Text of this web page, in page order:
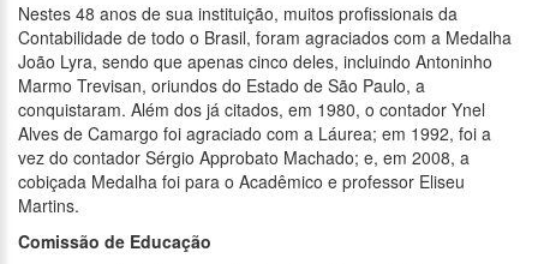
Nestes 48 anos de sua instituição, muitos profissionais da
Contabilidade de todo o Brasil, foram agraciados com a Medalha
João Lyra, sendo que apenas cinco deles, incluindo Antoninho
Marmo Trevisan, oriundos do Estado de São Paulo, a
conquistaram. Além dos já citados, em 1980, o contador Ynel
Alves de Camargo foi agraciado com a Láurea; em 1992, foi a
vez do contador Sérgio Approbato Machado; e, em 2008, a
cobiçada Medalha foi para o Acadêmico e professor Eliseu
Martins.
Comissão de Educação